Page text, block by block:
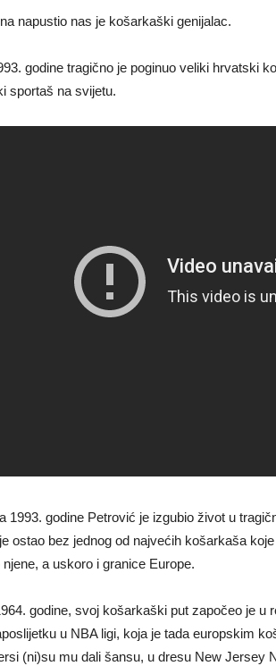
napustio nas je košarkaški genijalac.
godine tragično je poginuo veliki hrvatski
sportaš na svijetu.
1993. godine Petrović je izgubio život u
ostao bez jednog od najvećih košarkaša
a uskoro i granice Europe.
godine, svoj košarkaški put započeo je u
u NBA ligi, koja je tada europskim
(ni)su mu dali šansu, u dresu New Jersey